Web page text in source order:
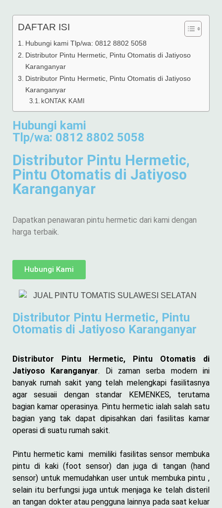
DAFTAR ISI
Hubungi kami Tlp/wa: 0812 8802 5058
Distributor Pintu Hermetic, Pintu Otomatis di Jatiyoso
Karanganyar
Distributor Pintu Hermetic, Pintu Otomatis di Jatiyoso
Karanganyar
kONTAK KAMI
Hubungi kami
Tlp/wa: 0812 8802 5058
Distributor Pintu Hermetic,
Pintu Otomatis di Jatiyoso
Karanganyar
Dapatkan penawaran pintu hermetic dari kami dengan
harga terbaik.
Hubungi Kami
Distributor Pintu Hermetic, Pintu
Otomatis di Jatiyoso Karanganyar
Distributor Pintu Hermetic, Pintu Otomatis di
Jatiyoso Karanganyar. Di zaman serba modern ini
banyak rumah sakit yang telah melengkapi fasilitasnya
agar sesuaii dengan standar KEMENKES, terutama
bagian kamar operasinya. Pintu hermetic ialah salah satu
bagian yang tak dapat dipisahkan dari fasilitas kamar
operasi di suatu rumah sakit.
Pintu hermetic kami memiliki fasilitas sensor membuka
pintu di kaki (foot sensor) dan juga di tangan (hand
sensor) untuk memudahkan user untuk membuka pintu ,
selain itu berfungsi juga untuk menjaga ke telah disteril
an tangan dokter atau pengguna lainnya pada saat keluar